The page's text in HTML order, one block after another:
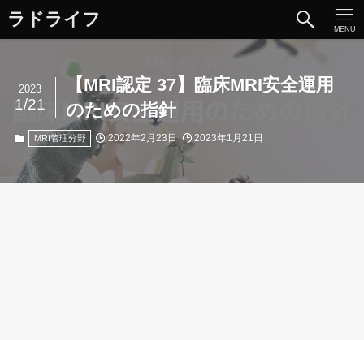
ラドライフ MENU
【MRI認定 37】臨床MRI安全運用
のための指針
2023
1/21
MRI管理分野 2022年2月23日 2023年1月21日